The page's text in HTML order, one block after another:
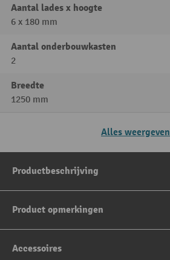
Aantal lades x hoogte
6 x 180 mm
Aantal onderbouwkasten
2
Breedte
1250 mm
Alles weergeven
Productbeschrijving
Product opmerkingen
Accessoires